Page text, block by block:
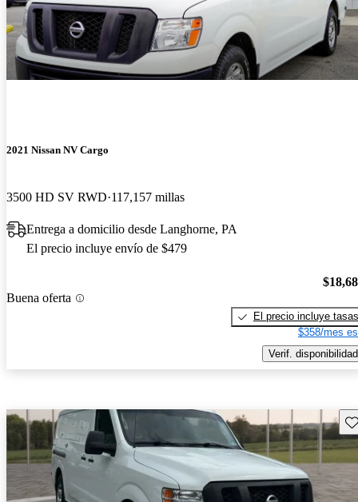
2021 Nissan NV Cargo
3500 HD SV RWD 117,157 millas
Entrega a domicilio desde Langhorne, PA
El precio incluye envío de $479
Buena oferta
El precio incluye tasas
$358/mes
Verif. disponibilidad